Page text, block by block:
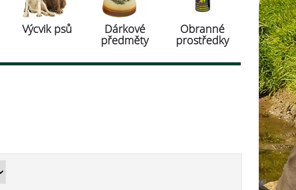
Výcvik psů Dárkové
předměty
Obranné
prostředky